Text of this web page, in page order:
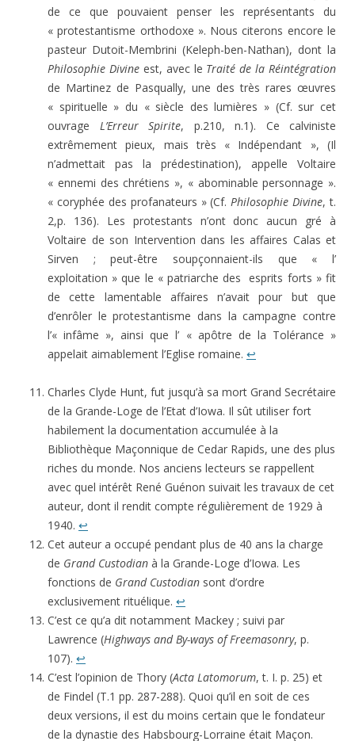
de ce que pouvaient penser les représentants du
« protestantisme orthodoxe ». Nous citerons encore le
pasteur Dutoit-Membrini (Keleph-ben-Nathan), dont la
Philosophie Divineest, avec le Traité de la Réintégration
de Martinez de Pasqually, une des très rares œuvres
« spirituelle » du « siècle des lumières » (Cf. sur cet
ouvrage L’Erreur Spirite, p.210, n.1). Ce calviniste
extrêmement pieux, mais très « Indépendant », (Il
n’admettait pas la prédestination), appelle Voltaire
« ennemi des chrétiens », « abominable personnage ».
« coryphée des profanateurs » (Cf.Philosophie Divine, t.
2,p. 136). Les protestants n’ont donc aucun gré à
Voltaire de son Intervention dans les affaires Calas et
Sirven ; peut-être soupçonnaient-ils que « l’
exploitation » que le « patriarche des esprits forts » fit
de cette lamentable affaires n’avait pour but que
d’enrôler le protestantisme dans la campagne contre
l’« infâme », ainsi que l’ « apôtre de la Tolérance »
appelait aimablement l’Eglise romaine. ↩
Charles Clyde Hunt, fut jusqu’à sa mort Grand Secrétaire
de la Grande-Loge de l’Etat d’Iowa. Il sût utiliser fort
habilement la documentation accumulée à la
Bibliothèque Maçonnique de Cedar Rapids, une des plus
riches du monde. Nos anciens lecteurs se rappellent
avec quel intérêt René Guénon suivait les travaux de cet
auteur, dont il rendit compte régulièrement de 1929 à
1940. ↩
Cet auteur a occupé pendant plus de 40 ans la charge
de Grand Custodian à la Grande-Loge d’Iowa. Les
fonctions de Grand Custodian sont d’ordre
exclusivement rituélique. ↩
C’est ce qu’a dit notamment Mackey ; suivi par
Lawrence (Highways and By-ways of Freemasonry, p.
107). ↩
C’est l’opinion de Thory (Acta Latomorum, t. I. p. 25) et
de Findel (T.1 pp. 287-288). Quoi qu’il en soit de ces
deux versions, il est du moins certain que le fondateur
de la dynastie des Habsbourg-Lorraine était Maçon.